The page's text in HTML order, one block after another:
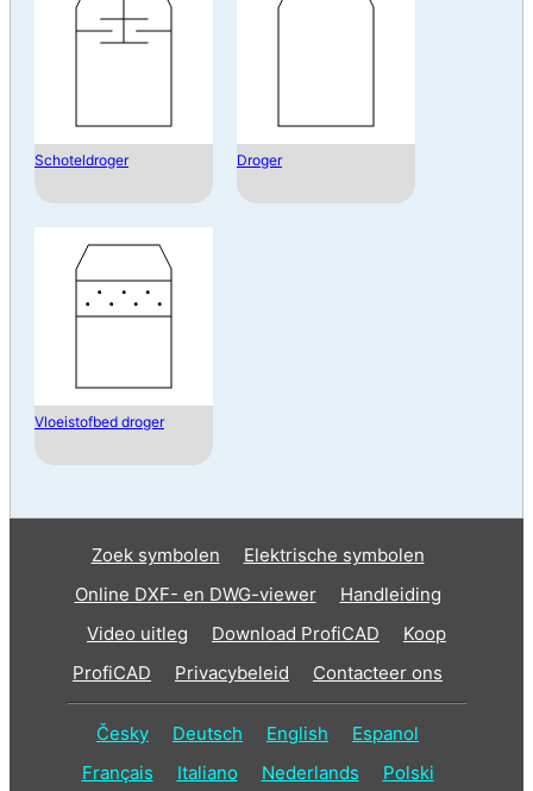
Schoteldroger Droger
Vloeistofbed droger
Zoek symbolen
Elektrische symbolen
Online DXF- en DWG-viewer
Handleiding
Video uitleg
Download ProfiCAD
Koop
ProfiCAD
Privacybeleid Contacteer ons
Česky Deutsch English
Espanol
Français
Italiano Nederlands Polski